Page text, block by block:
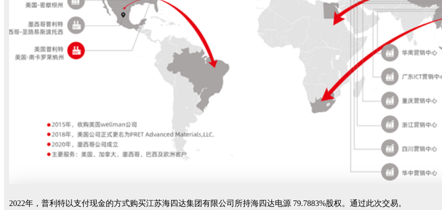
2022年，普利特以支付现金的方式购买江苏海四达集团有限公司所持海四达电源 79.7883%股权。通过此次交易。